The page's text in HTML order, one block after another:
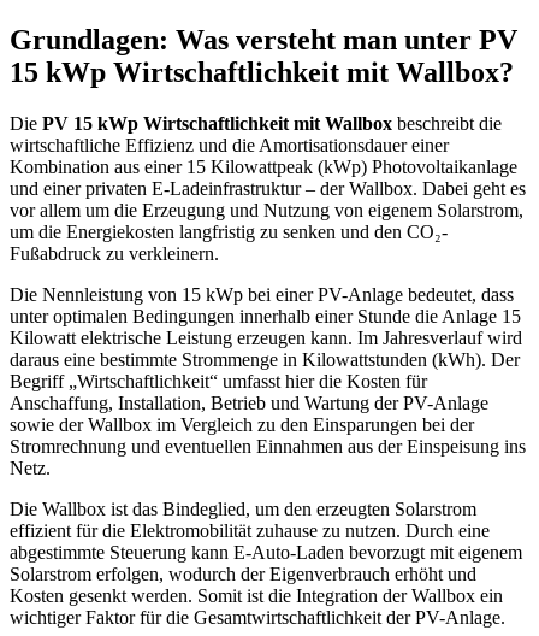
Grundlagen: Was versteht man unter PV
15 kWp Wirtschaftlichkeit mit Wallbox?
Die PV 15 kWp Wirtschaftlichkeit mit Wallbox beschreibt die
wirtschaftliche Effizienz und die Amortisationsdauer einer
Kombination aus einer 15 Kilowattpeak (kWp) Photovoltaikanlage
und einer privaten E-Ladeinfrastruktur – der Wallbox. Dabei geht es
vor allem um die Erzeugung und Nutzung von eigenem Solarstrom,
um die Energiekosten langfristig zu senken und den CO₂-
Fußabdruck zu verkleinern.
Die Nennleistung von 15 kWp bei einer PV-Anlage bedeutet, dass
unter optimalen Bedingungen innerhalb einer Stunde die Anlage 15
Kilowatt elektrische Leistung erzeugen kann. Im Jahresverlauf wird
daraus eine bestimmte Strommenge in Kilowattstunden (kWh). Der
Begriff „Wirtschaftlichkeit“ umfasst hier die Kosten für
Anschaffung, Installation, Betrieb und Wartung der PV-Anlage
sowie der Wallbox im Vergleich zu den Einsparungen bei der
Stromrechnung und eventuellen Einnahmen aus der Einspeisung ins
Netz.
Die Wallbox ist das Bindeglied, um den erzeugten Solarstrom
effizient für die Elektromobilität zuhause zu nutzen. Durch eine
abgestimmte Steuerung kann E-Auto-Laden bevorzugt mit eigenem
Solarstrom erfolgen, wodurch der Eigenverbrauch erhöht und
Kosten gesenkt werden. Somit ist die Integration der Wallbox ein
wichtiger Faktor für die Gesamtwirtschaftlichkeit der PV-Anlage.